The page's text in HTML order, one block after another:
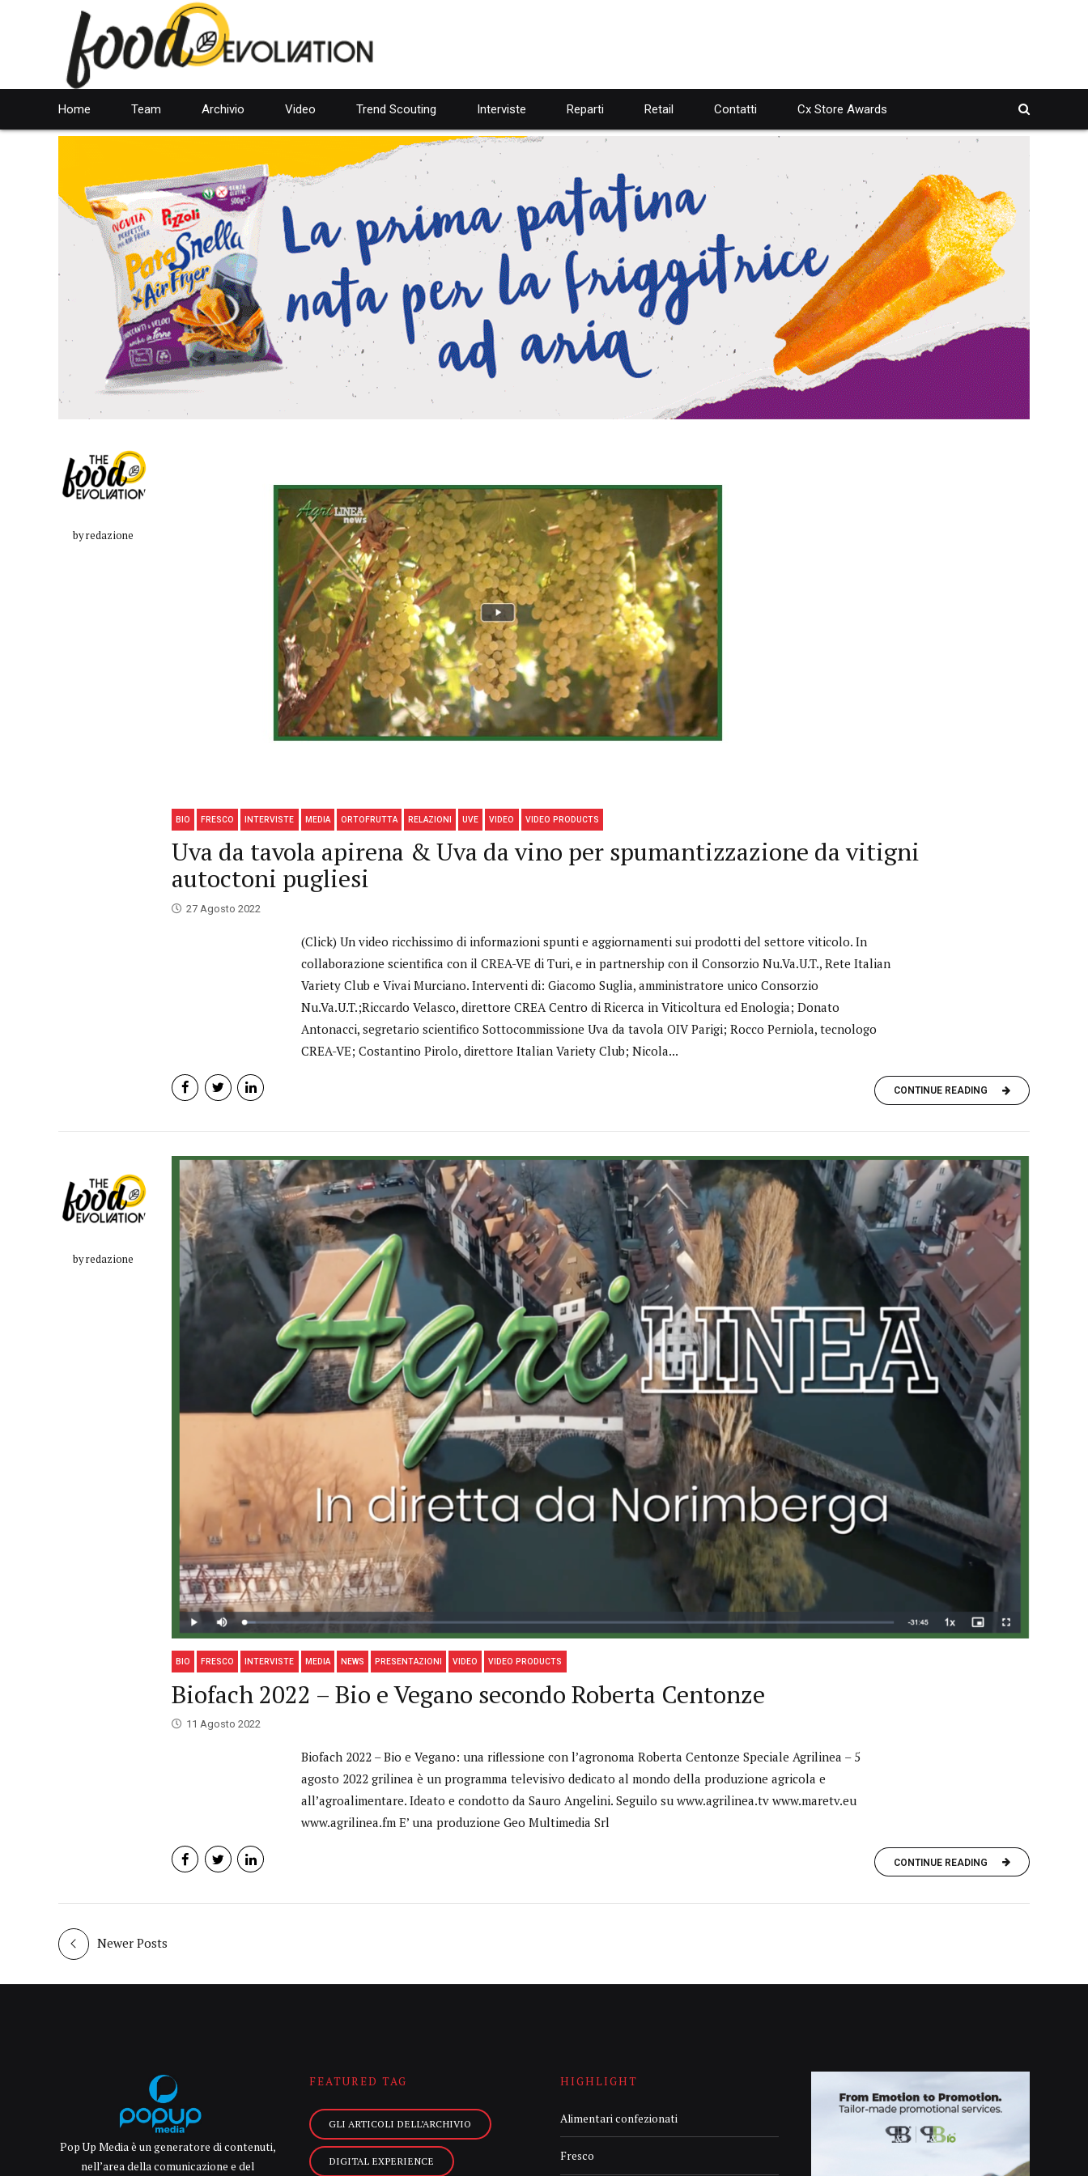
Home Team Archivio Video Trend Scouting Interviste Reparti Retail Contatti Cx Store Awards
by redazione
BIO FRESCO INTERVISTE MEDIA ORTOFRUTTA RELAZIONI UVE VIDEO VIDEO PRODUCTS
Uva da tavola apirena & Uva da vino per spumantizzazione da vitigni
autoctoni pugliesi
27 Agosto 2022
(Click) Un video ricchissimo di informazioni spunti e aggiornamenti sui prodotti del settore viticolo. In
collaborazione scientifica con il CREA-VE di Turi, e in partnership con il Consorzio Nu.Va.U.T., Rete Italian
Variety Club e Vivai Murciano. Interventi di: Giacomo Suglia, amministratore unico Consorzio
Nu.Va.U.T.;Riccardo Velasco, direttore CREA Centro di Ricerca in Viticoltura ed Enologia; Donato
Antonacci, segretario scientifico Sottocommissione Uva da tavola OIV Parigi; Rocco Perniola, tecnologo
CREA-VE; Costantino Pirolo, direttore Italian Variety Club; Nicola...
CONTINUE READING
by redazione
BIO FRESCO INTERVISTE MEDIA NEWS PRESENTAZIONI VIDEO VIDEO PRODUCTS
Biofach 2022 – Bio e Vegano secondo Roberta Centonze
11 Agosto 2022
Biofach 2022 – Bio e Vegano: una riflessione con l’agronoma Roberta Centonze Speciale Agrilinea – 5
agosto 2022 grilinea è un programma televisivo dedicato al mondo della produzione agricola e
all’agroalimentare. Ideato e condotto da Sauro Angelini. Seguilo su www.agrilinea.tv www.maretv.eu
www.agrilinea.fm E’ una produzione Geo Multimedia Srl
CONTINUE READING
Newer Posts
Pop Up Media è un generatore di contenuti,
nell’area della comunicazione e del
FEATURED TAG
GLI ARTICOLI DELL’ARCHIVIO
DIGITAL EXPERIENCE
HIGHLIGHT
Alimentari confezionati
Fresco